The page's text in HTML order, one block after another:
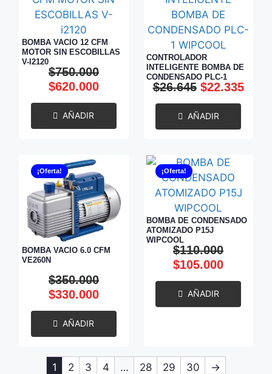
BOMBA VACIO 12 CFM
MOTOR SIN ESCOBILLAS
V-I2120
$750.000
$620.000
AÑADIR
CONTROLADOR
INTELIGENTE BOMBA DE
CONDENSADO PLC-1
WIPCOOL
$26.645 $22.335
AÑADIR
BOMBA VACIO 6.0 CFM
VE260N
¡Oferta!
$350.000
$330.000
AÑADIR
BOMBA DE CONDENSADO
ATOMIZADO P15J
WIPCOOL
¡Oferta!
$110.000
$105.000
AÑADIR
1 2 3 4 … 28 29 30 →